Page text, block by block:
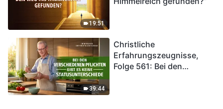
19:51
39:44
Christliche
Erfahrungszeugnisse,
Folge 561: Bei den